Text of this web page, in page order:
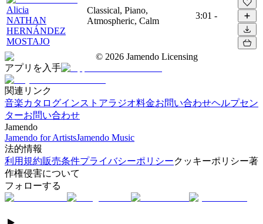
Alicia
NATHAN
HERNÁNDEZ
MOSTAJO
Classical, Piano,
Atmospheric, Calm
3:01 -
© 2026 Jamendo Licensing
アプリを入手
関連リンク
音楽カタログインストアラジオ料金お問い合わせヘルプセン
ターお問い合わせ
Jamendo
Jamendo for ArtistsJamendo Music
法的情報
利用規約販売条件プライバシーポリシークッキーポリシー著
作権侵害について
フォローする